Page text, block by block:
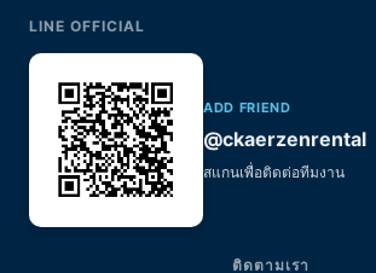
LINE OFFICIAL
ADD FRIEND
@ckaerzenrental
สแกนเพื่อติดต่อทีมงาน
ติดตามเรา